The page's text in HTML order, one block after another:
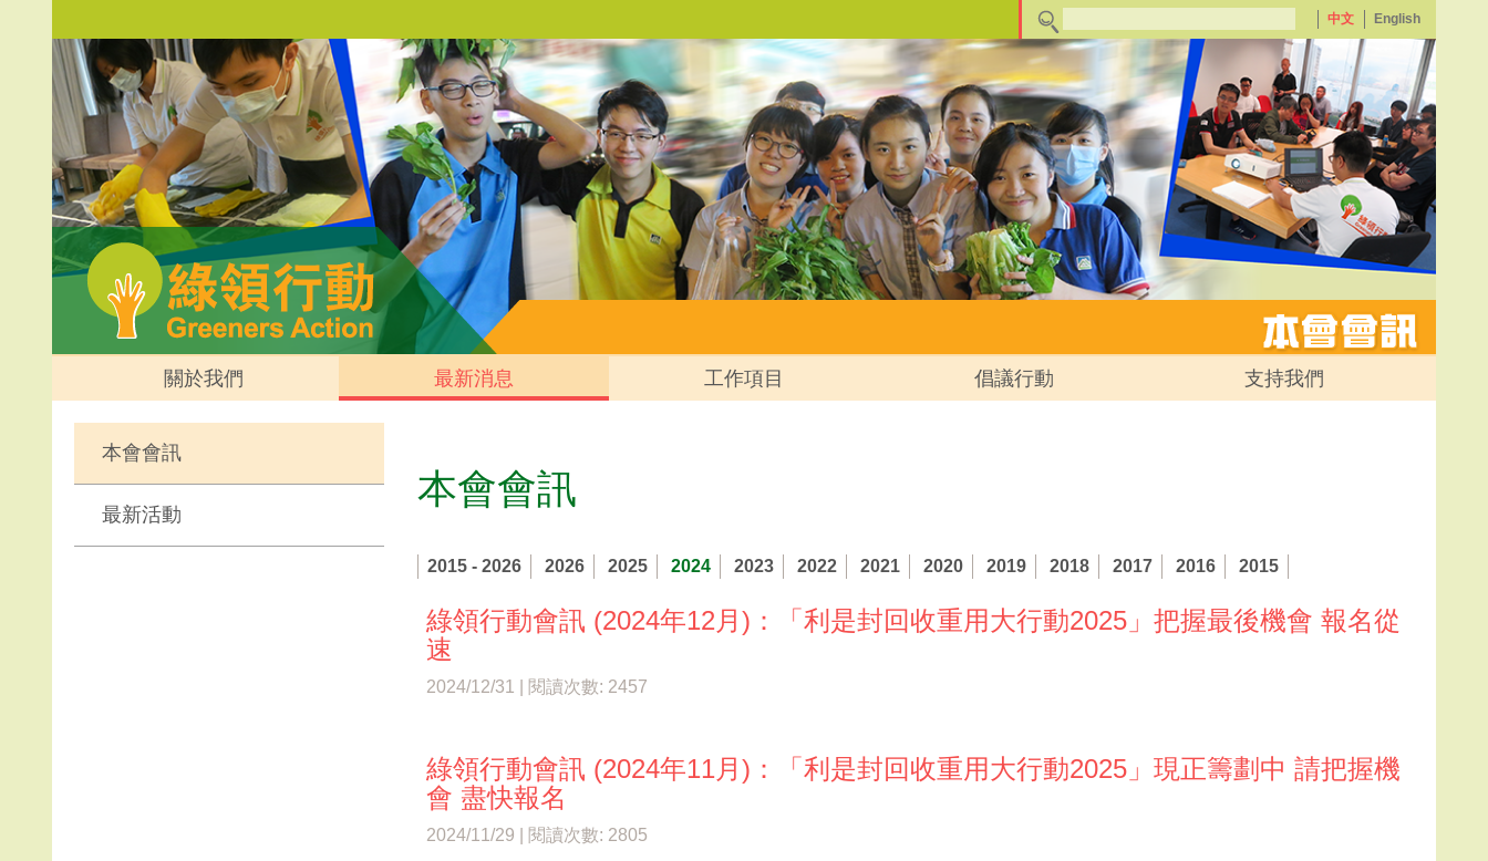
中文 English
關於我們 最新消息 工作項目 倡議行動 支持我們
本會會訊
最新活動
本會會訊
2015 - 2026 2026 2025 2024 2023 2022 2021 2020 2019 2018 2017 2016 2015
綠領行動會訊 (2024年12月)：「利是封回收重用大行動2025」把握最後機會 報名從
速
2024/12/31 | 閱讀次數: 2457
綠領行動會訊 (2024年11月)：「利是封回收重用大行動2025」現正籌劃中 請把握機
會 盡快報名
2024/11/29 | 閱讀次數: 2805